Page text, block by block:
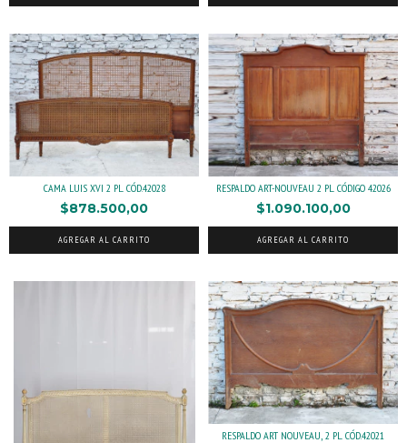
CAMA LUIS XVI 2 PL. CÓD.42028
$878.500,00
AGREGAR AL CARRITO
RESPALDO ART-NOUVEAU 2 PL. CÓDIGO 42026
$1.090.100,00
AGREGAR AL CARRITO
RESPALDO ART NOUVEAU, 2 PL. CÓD.42021